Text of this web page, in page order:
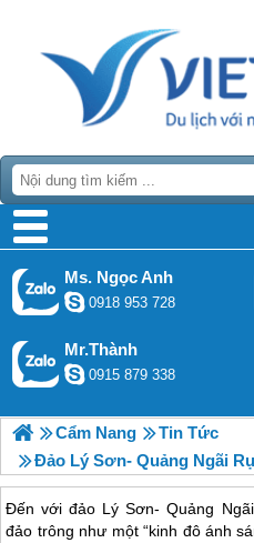
Ms. Ngọc Anh
0918 953 728
Mr.Thành
0915 879 338
Cẩm Nang
Tin Tức
Đảo Lý Sơn- Quảng Ngãi
Đến với đảo Lý Sơn- Quảng
đảo trông như một “kinh đô ánh